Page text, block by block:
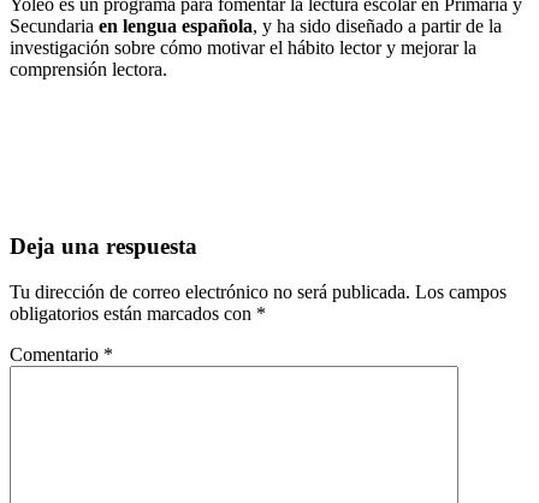
Yoleo es un programa para fomentar la lectura escolar en Primaria y
Secundaria en lengua española, y ha sido diseñado a partir de la
investigación sobre cómo motivar el hábito lector y mejorar la
comprensión lectora.
Deja una respuesta
Tu dirección de correo electrónico no será publicada. Los campos
obligatorios están marcados con *
Comentario *